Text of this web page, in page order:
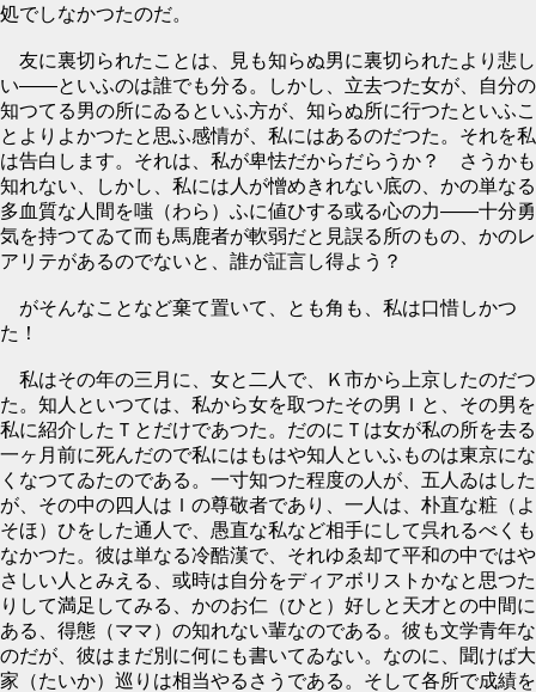
処でしなかつたのだ。
友に裏切られたことは、見も知らぬ男に裏切られたより悲し
い――といふのは誰でも分る。しかし、立去つた女が、自分の
知つてる男の所にゐるといふ方が、知らぬ所に行つたといふこ
とよりよかつたと思ふ感情が、私にはあるのだつた。それを私
は告白します。それは、私が卑怯だからだらうか？ さうかも
知れない、しかし、私には人が憎めきれない底の、かの単なる
多血質な人間を嗤（わら）ふに値ひする或る心の力――十分勇
気を持つてゐて而も馬鹿者が軟弱だと見誤る所のもの、かのレ
アリテがあるのでないと、誰が証言し得よう？
がそんなことなど棄て置いて、とも角も、私は口惜しかつ
た！
私はその年の三月に、女と二人で、Ｋ市から上京したのだつ
た。知人といつては、私から女を取つたその男Ｉと、その男を
私に紹介したＴとだけであつた。だのにＴは女が私の所を去る
一ヶ月前に死んだので私にはもはや知人といふものは東京にな
くなつてゐたのである。一寸知つた程度の人が、五人ゐはした
が、その中の四人はＩの尊敬者であり、一人は、朴直な粧（よ
そほ）ひをした通人で、愚直な私など相手にして呉れるべくも
なかつた。彼は単なる冷酷漢で、それゆゑ却て平和の中ではや
さしい人とみえる、或時は自分をディアボリストかなと思つた
りして満足してみる、かのお仁（ひと）好しと天才との中間に
ある、得態（ママ）の知れない輩なのである。彼も文学青年な
のだが、彼はまだ別に何にも書いてゐない。なのに、聞けば大
家（たいか）巡りは相当やるさうである。そして各所で成績を